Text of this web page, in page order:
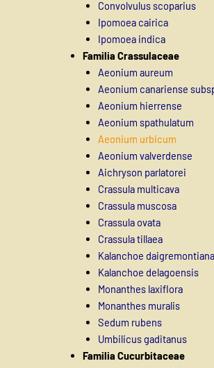
Convolvulus scoparius
Ipomoea cairica
Ipomoea indica
Familia Crassulaceae
Aeonium aureum
Aeonium canariense
Aeonium hierrense
Aeonium spathulatum
Aeonium urbicum
Aeonium valverdense
Aichryson parlatorei
Crassula multicava
Crassula muscosa
Crassula ovata
Crassula tillaea
Kalanchoe daigremontiana
Kalanchoe delagoensis
Monanthes laxiflora
Monanthes muralis
Sedum rubens
Umbilicus gaditanus
Familia Cucurbitaceae